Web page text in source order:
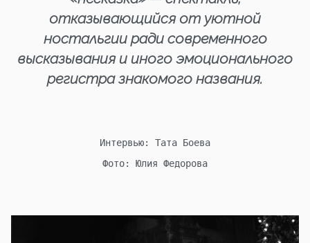
отказывающийся от уютной
ностальгии ради современного
высказывания и иного эмоционального
регистра знакомого названия.
Интервью: Тата Боева
Фото: Юлия Федорова